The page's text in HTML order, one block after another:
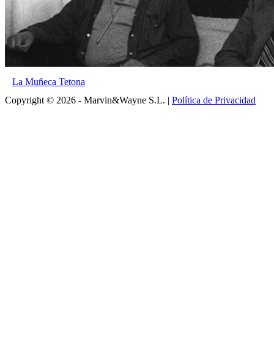
La Muñeca Tetona
Copyright © 2026 - Marvin&Wayne S.L. | Política de Privacidad